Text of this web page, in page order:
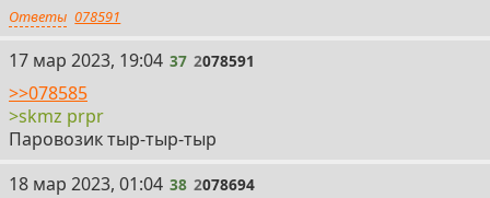
Ответы 078591
37
17 мар 2023, 19:04 37 2078591
>>078585
>skmz prpr
Паровозик тыр-тыр-тыр
38
18 мар 2023, 01:04 38 2078694